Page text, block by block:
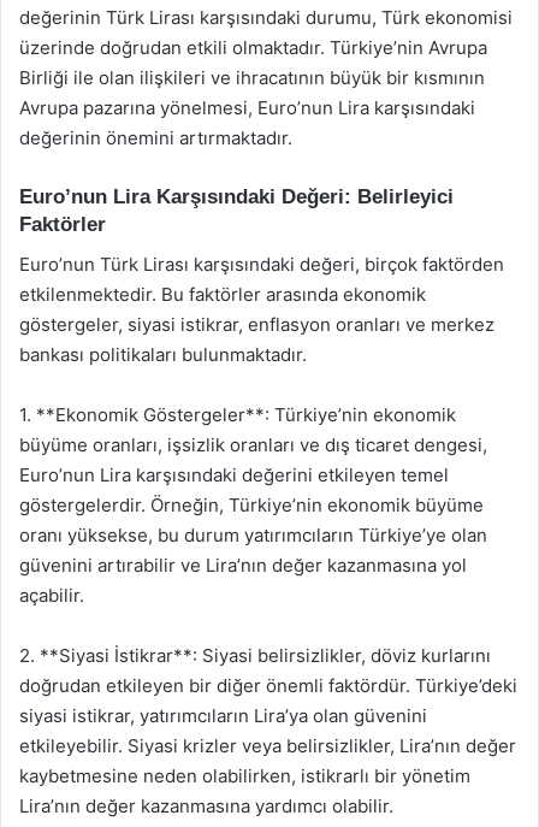
değerinin Türk Lirası karşısındaki durumu, Türk ekonomisi
üzerinde doğrudan etkili olmaktadır. Türkiye’nin Avrupa
Birliği ile olan ilişkileri ve ihracatının büyük bir kısmının
Avrupa pazarına yönelmesi, Euro’nun Lira karşısındaki
değerinin önemini artırmaktadır.
Euro’nun Lira Karşısındaki Değeri: Belirleyici
Faktörler
Euro’nun Türk Lirası karşısındaki değeri, birçok faktörden
etkilenmektedir. Bu faktörler arasında ekonomik
göstergeler, siyasi istikrar, enflasyon oranları ve merkez
bankası politikaları bulunmaktadır.
1. **Ekonomik Göstergeler**: Türkiye’nin ekonomik
büyüme oranları, işsizlik oranları ve dış ticaret dengesi,
Euro’nun Lira karşısındaki değerini etkileyen temel
göstergelerdir. Örneğin, Türkiye’nin ekonomik büyüme
oranı yüksekse, bu durum yatırımcıların Türkiye’ye olan
güvenini artırabilir ve Lira’nın değer kazanmasına yol
açabilir.
2. **Siyasi İstikrar**: Siyasi belirsizlikler, döviz kurlarını
doğrudan etkileyen bir diğer önemli faktördür. Türkiye’deki
siyasi istikrar, yatırımcıların Lira’ya olan güvenini
etkileyebilir. Siyasi krizler veya belirsizlikler, Lira’nın değer
kaybetmesine neden olabilirken, istikrarlı bir yönetim
Lira’nın değer kazanmasına yardımcı olabilir.